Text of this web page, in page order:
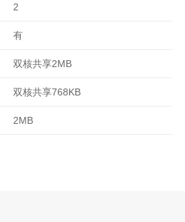
2
有
双核共享2MB
双核共享768KB
2MB